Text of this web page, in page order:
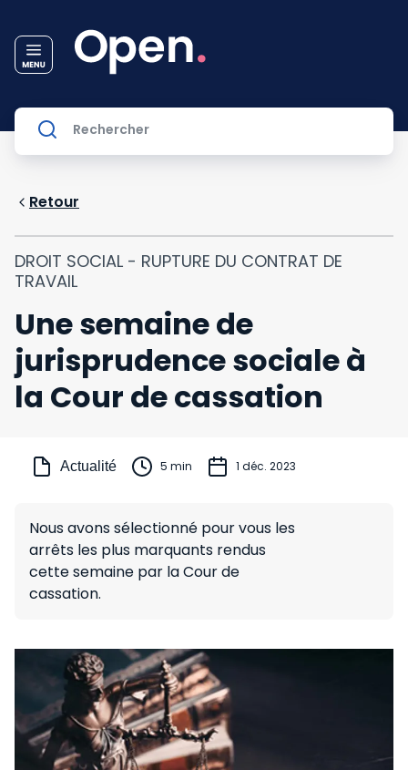
Retour
DROIT SOCIAL - RUPTURE DU CONTRAT DE
TRAVAIL
Une semaine de
jurisprudence sociale à
la Cour de cassation
Actualité 5 min 1 déc. 2023
Nous avons sélectionné pour vous les
arrêts les plus marquants rendus
cette semaine par la Cour de
cassation.